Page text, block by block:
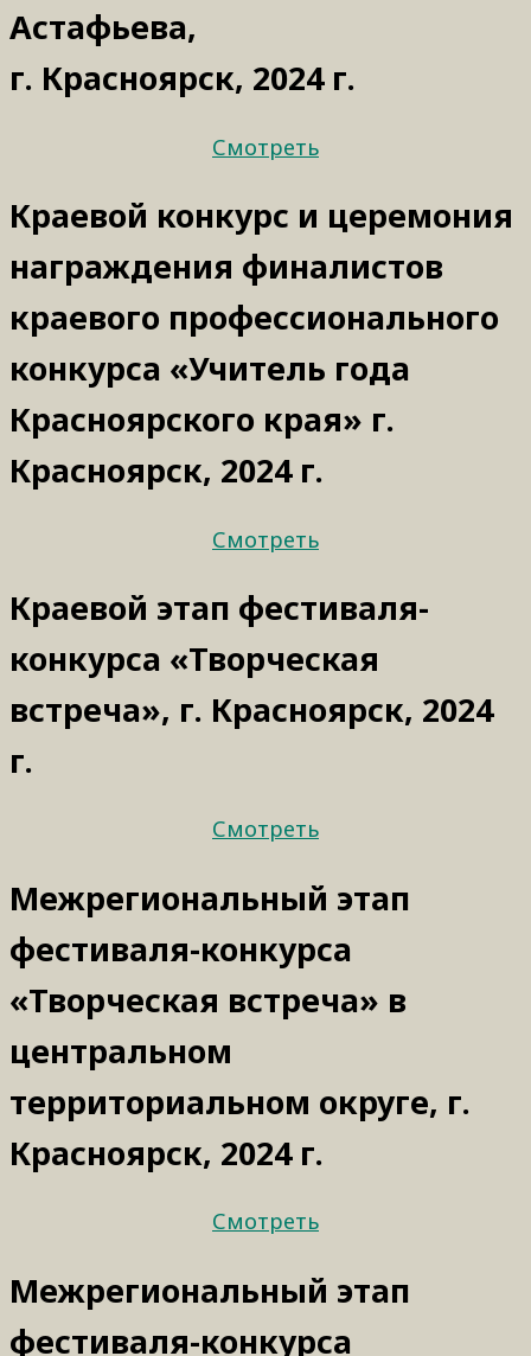
Астафьева,
г. Красноярск, 2024 г.
Смотреть
Краевой конкурс и церемония
награждения финалистов
краевого профессионального
конкурса «Учитель года
Красноярского края» г.
Красноярск, 2024 г.
Смотреть
Краевой этап фестиваля-
конкурса «Творческая
встреча», г. Красноярск, 2024
г.
Смотреть
Межрегиональный этап
фестиваля-конкурса
«Творческая встреча» в
центральном
территориальном округе, г.
Красноярск, 2024 г.
Смотреть
Межрегиональный этап
фестиваля-конкурса